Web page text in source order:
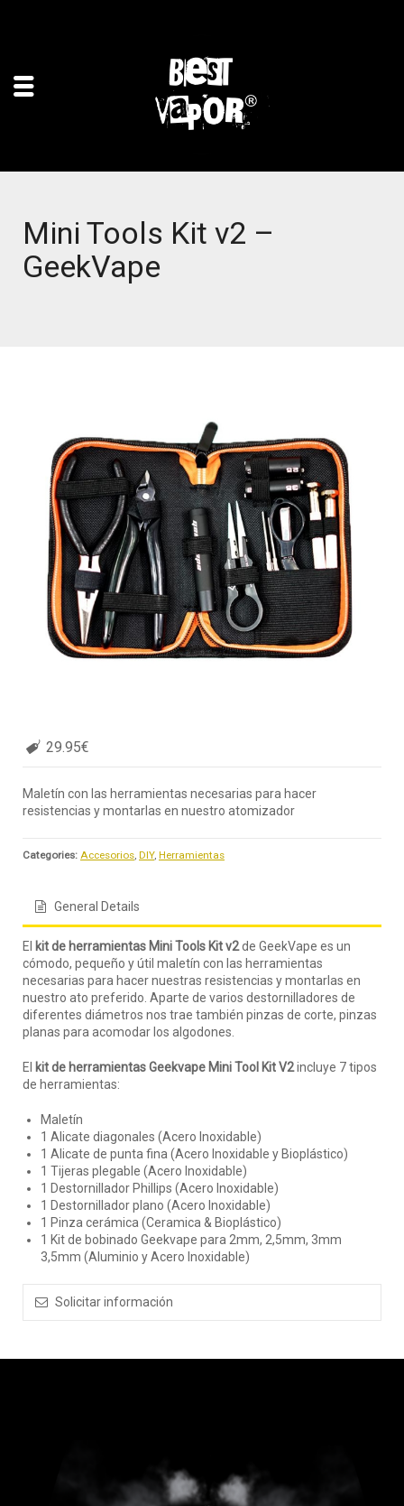
Mini Tools Kit v2 –
GeekVape
29.95€
Maletín con las herramientas necesarias para hacer
resistencias y montarlas en nuestro atomizador
Categories: Accesorios, DIY, Herramientas
General Details
El kit de herramientas Mini Tools Kit v2de GeekVape es un
cómodo, pequeño y útil maletín con las herramientas
necesarias para hacer nuestras resistencias y montarlas en
nuestro ato preferido. Aparte de varios destornilladores de
diferentes diámetros nos trae también pinzas de corte, pinzas
planas para acomodar los algodones.
El kit de herramientas Geekvape Mini Tool Kit V2incluye 7 tipos
de herramientas:
Maletín
1 Alicate diagonales (Acero Inoxidable)
1 Alicate de punta fina (Acero Inoxidable y Bioplástico)
1 Tijeras plegable (Acero Inoxidable)
1 Destornillador Phillips (Acero Inoxidable)
1 Destornillador plano (Acero Inoxidable)
1 Pinza cerámica (Ceramica & Bioplástico)
1 Kit de bobinado Geekvape para 2mm, 2,5mm, 3mm
3,5mm (Aluminio y Acero Inoxidable)
Solicitar información